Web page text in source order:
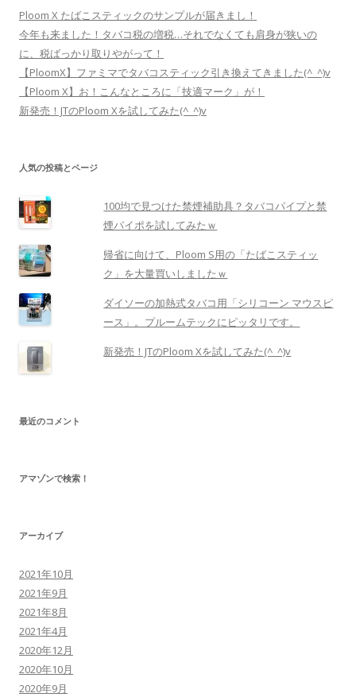
Ploom X たばこスティックのサンプルが届きまし！
今年も来ました！タバコ税の増税…それでなくても肩身が狭いの
に、税ばっかり取りやがって！
【PloomX】ファミマでタバコスティック引き換えてきました(^_^)v
【Ploom X】お！こんなところに「技適マーク」が！
新発売！JTのPloom Xを試してみた(^_^)v
人気の投稿とページ
100均で見つけた禁煙補助具？タバコパイプと禁
煙パイポを試してみたｗ
帰省に向けて、Ploom S用の「たばこスティッ
ク」を大量買いしましたｗ
ダイソーの加熱式タバコ用「シリコーン マウスピ
ース」。プルームテックにピッタリです。
新発売！JTのPloom Xを試してみた(^_^)v
最近のコメント
アマゾンで検索！
アーカイブ
2021年10月
2021年9月
2021年8月
2021年4月
2020年12月
2020年10月
2020年9月